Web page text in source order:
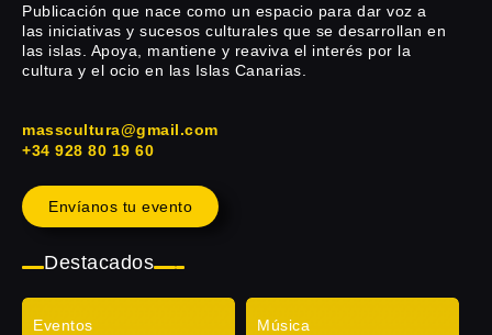
Publicación que nace como un espacio para dar voz a
las iniciativas y sucesos culturales que se desarrollan en
las islas. Apoya, mantiene y reaviva el interés por la
cultura y el ocio en las Islas Canarias.
masscultura@gmail.com
+34 928 80 19 60
Envíanos tu evento
Destacados
Eventos Música